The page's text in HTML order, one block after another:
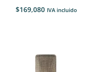
$169,080 IVA incluido